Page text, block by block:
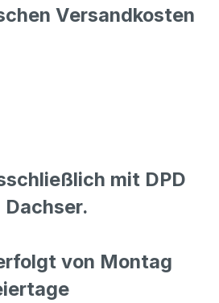
Versandkosten
mit DPD
von Montag